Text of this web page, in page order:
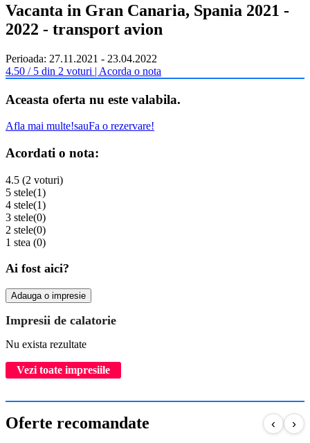
Vacanta in Gran Canaria, Spania 2021 -
2022 - transport avion
Perioada: 27.11.2021 - 23.04.2022
4.50 / 5 din 2 voturi | Acorda o nota
Aceasta oferta nu este valabila.
Afla mai multe!sauFa o rezervare!
Acordati o nota:
4.5 (2 voturi)
5 stele(1)
4 stele(1)
3 stele(0)
2 stele(0)
1 stea (0)
Ai fost aici?
Adauga o impresie
Impresii de calatorie
Nu exista rezultate
Vezi toate impresiile
Oferte recomandate ‹ ›